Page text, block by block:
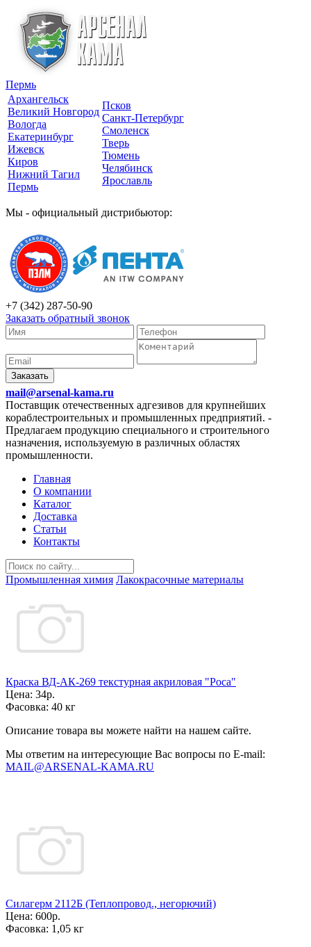
Пермь
Архангельск
Великий Новгород
Вологда
Екатеринбург
Ижевск
Киров
Нижний Тагил
Пермь
Псков
Санкт-Петербург
Смоленск
Тверь
Тюмень
Челябинск
Ярославль
Мы - официальный дистрибьютор:
+7 (342) 287-50-90
Заказать обратный звонок
Заказать
mail@arsenal-kama.ru
Поставщик отечественных адгезивов для крупнейших
кораблестроительных и промышленных предприятий. -
Предлагаем продукцию специального и строительного
назначения, используемую в различных областях
промышленности.
Главная
О компании
Каталог
Доставка
Статьи
Контакты
Промышленная химия Лакокрасочные материалы
Краска ВД-АК-269 текстурная акриловая "Роса"
Цена: 34р.
Фасовка: 40 кг
Описание товара вы можете найти на нашем сайте.
Мы ответим на интересующие Вас вопросы по E-mail:
MAIL@ARSENAL-KAMA.RU
Силагерм 2112Б (Теплопровод., негорючий)
Цена: 600р.
Фасовка: 1,05 кг